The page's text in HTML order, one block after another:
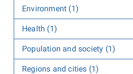
Environment (1)
Health (1)
Population and society (1)
Regions and cities (1)